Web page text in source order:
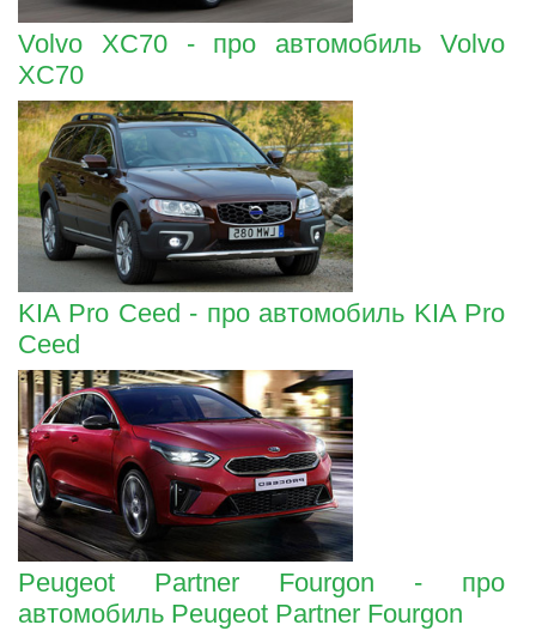
Volvo XC70 - про автомобиль Volvo
XC70
KIA Pro Ceed - про автомобиль KIA Pro
Ceed
Peugeot Partner Fourgon - про
автомобиль Peugeot Partner Fourgon